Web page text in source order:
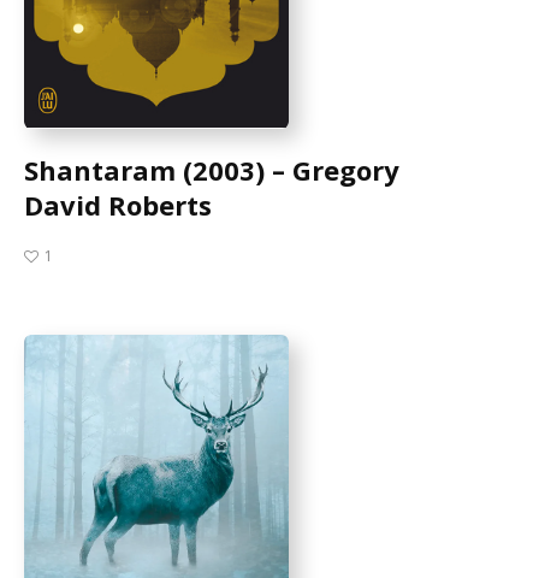
Shantaram (2003) – Gregory
David Roberts
1